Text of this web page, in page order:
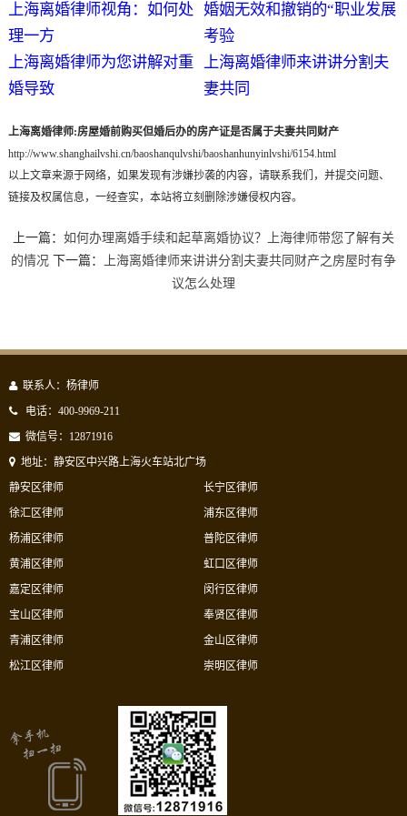
上海离婚律师视角：如何处
理一方
婚姻无效和撤销的“职业发展
考验
上海离婚律师为您讲解对重
婚导致
上海离婚律师来讲讲分割夫
妻共同
上海离婚律师:房屋婚前购买但婚后办的房产证是否属于夫妻共同财产
http://www.shanghailvshi.cn/baoshanqulvshi/baoshanhunyinlvshi/6154.html
以上文章来源于网络，如果发现有涉嫌抄袭的内容，请联系我们，并提交问题、
链接及权属信息，一经查实，本站将立刻删除涉嫌侵权内容。
上一篇： 如何办理离婚手续和起草离婚协议？上海律师带您了解有关
的情况下一篇：
上海离婚律师来讲讲分割夫妻共同财产之房屋时有争
议怎么处理
联系人：杨律师
电话：400-9969-211
微信号：12871916
地址：静安区中兴路上海火车站北广场
静安区律师
徐汇区律师
杨浦区律师
黄浦区律师
长宁区律师
浦东区律师
普陀区律师
虹口区律师
嘉定区律师
宝山区律师
青浦区律师
松江区律师
闵行区律师
奉贤区律师
金山区律师
崇明区律师